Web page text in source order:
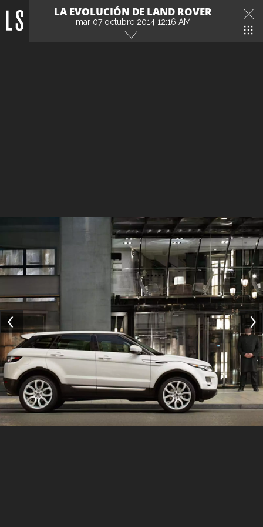
LA EVOLUCIÓN DE LAND ROVER
mar 07 octubre 2014 12:16 AM